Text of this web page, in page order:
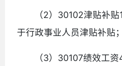
（2）30102津贴补
于行政事业人员津贴补贴；
（3）30107绩效工